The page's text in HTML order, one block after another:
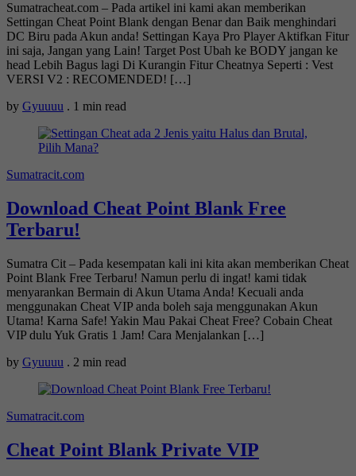
Sumatracheat.com – Pada artikel ini kami akan memberikan
Settingan Cheat Point Blank dengan Benar dan Baik menghindari
DC Biru pada Akun anda! Settingan Kaya Pro Player Aktifkan Fitur
ini saja, Jangan yang Lain! Target Post Ubah ke BODY jangan ke
head Lebih Bagus lagi Di Kurangin Fitur Cheatnya Seperti : Vest
VERSI V2 : RECOMENDED! […]
by Gyuuuu . 1 min read
Sumatracit.com
Download Cheat Point Blank Free
Terbaru!
Sumatra Cit – Pada kesempatan kali ini kita akan memberikan Cheat
Point Blank Free Terbaru! Namun perlu di ingat! kami tidak
menyarankan Bermain di Akun Utama Anda! Kecuali anda
menggunakan Cheat VIP anda boleh saja menggunakan Akun
Utama! Karna Safe! Yakin Mau Pakai Cheat Free? Cobain Cheat
VIP dulu Yuk Gratis 1 Jam! Cara Menjalankan […]
by Gyuuuu . 2 min read
Sumatracit.com
Cheat Point Blank Private VIP